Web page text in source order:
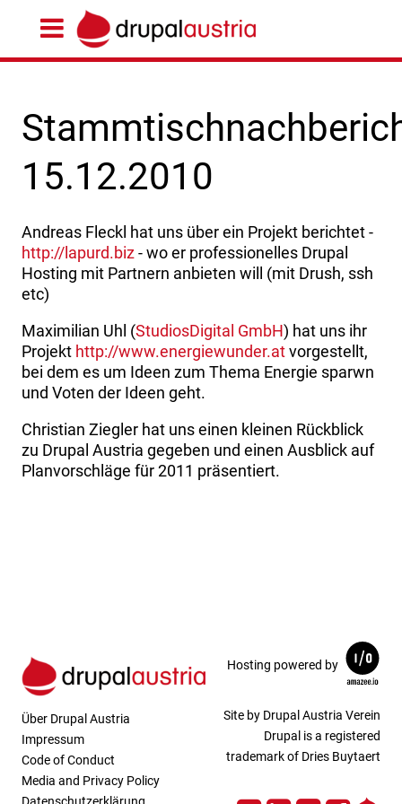
15.12.2010
Andreas Fleckl hat uns über ein Projekt berichtet -
http://lapurd.biz- wo er professionelles Drupal
Hosting mit Partnern anbieten will (mit Drush, ssh
etc)
Maximilian Uhl (StudiosDigital GmbH) hat uns ihr
Projekt http://www.energiewunder.atvorgestellt,
bei dem es um Ideen zum Thema Energie sparwn
und Voten der Ideen geht.
Christian Ziegler hat uns einen kleinen Rückblick
zu Drupal Austria gegeben und einen Ausblick auf
Planvorschläge für 2011 präsentiert.
Über Drupal Austria
Impressum
Code of Conduct
Media and Privacy Policy
Hosting powered by
Site by Drupal Austria Verein
Drupal is a registered
trademark of Dries Buytaert